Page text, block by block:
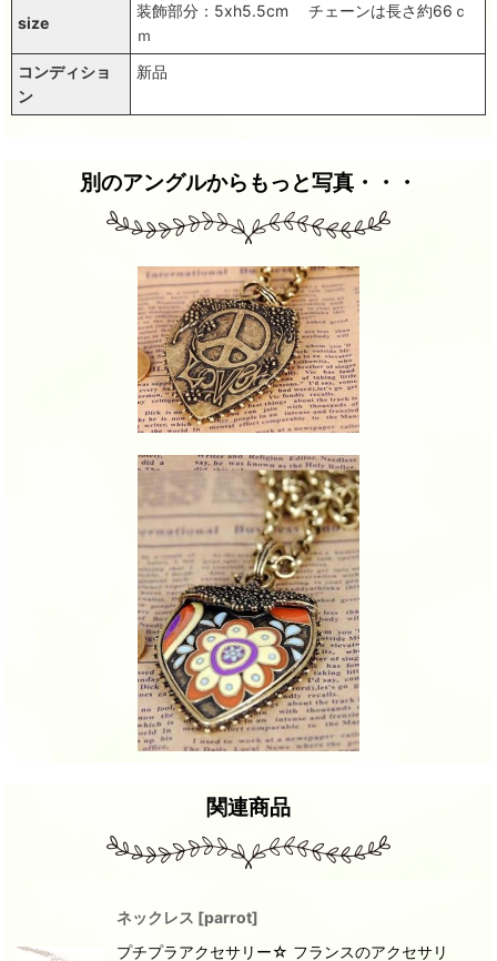
size
装飾部分：5xh5.5cm チェーンは長さ約66ｃ
ｍ
コンディショ
ン
新品
別のアングルからもっと写真・・・
関連商品
ネックレス [parrot]
プチプラアクセサリー☆ フランスのアクセサリ